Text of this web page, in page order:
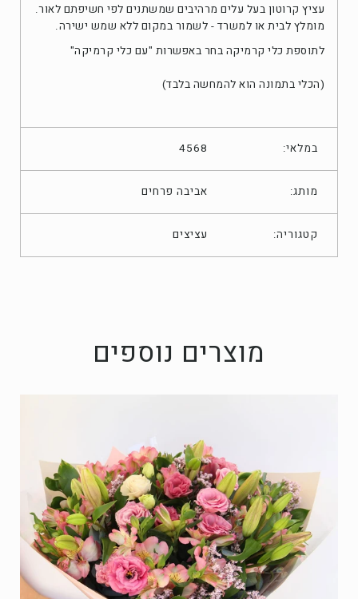
עציץ קרוטון בעל עלים מרהיבים שמשתנים לפי חשיפתם לאור.
מומלץ לבית או למשרד - לשמור במקום ללא שמש ישירה.
לתוספת כלי קרמיקה בחר באפשרות "עם כלי קרמיקה"
(הכלי בתמונה הוא להמחשה בלבד)
במלאי: 4568
מותג: אביבה פרחים
קטגוריה: עציצים
מוצרים נוספים